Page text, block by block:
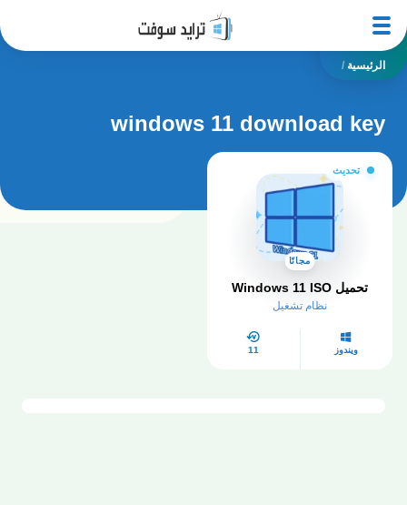
الرئيسية /
windows 11 download key
تحديث
مجانًا
تحميل Windows 11 ISO
نظام تشغيل
ويندوز 11